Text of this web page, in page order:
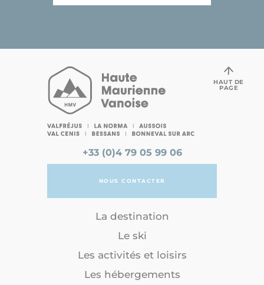
+33 (0)4 79 05 99 06
NOUS CONTACTER
La destination
Le ski
Les activités et loisirs
Les hébergements
HAUT DE
PAGE